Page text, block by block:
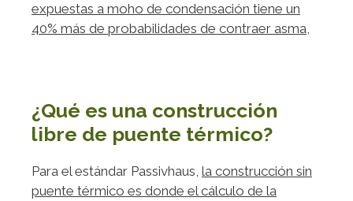
expuestas a moho de condensación tiene un
40% más de probabilidades de contraer asma,
¿Qué es una construcción
libre de puente térmico?
Para el estándar Passivhaus, la construcción sin
puente térmico es donde el cálculo de la